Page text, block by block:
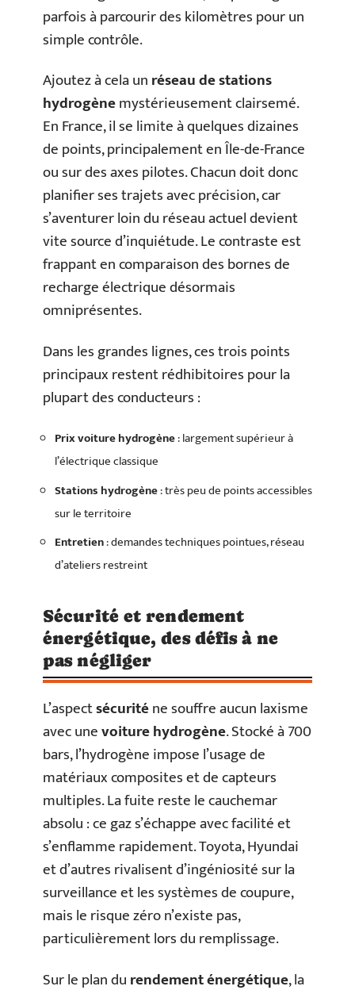
parfois à parcourir des kilomètres pour un
simple contrôle.
Ajoutez à cela unréseau de stations
hydrogènemystérieusement clairsemé.
En France, il se limite à quelques dizaines
de points, principalement en Île-de-France
ou sur des axes pilotes. Chacun doit donc
planifier ses trajets avec précision, car
s’aventurer loin du réseau actuel devient
vite source d’inquiétude. Le contraste est
frappant en comparaison des bornes de
recharge électrique désormais
omniprésentes.
Dans les grandes lignes, ces trois points
principaux restent rédhibitoires pour la
plupart des conducteurs :
Prix voiture hydrogène: largement supérieur à
l’électrique classique
Stations hydrogène: très peu de points accessibles
sur le territoire
Entretien: demandes techniques pointues, réseau
d’ateliers restreint
Sécurité et rendement
énergétique, des défis à ne
pas négliger
L’aspectsécuriténe souffre aucun laxisme
avec unevoiture hydrogène. Stocké à 700
bars, l’hydrogène impose l’usage de
matériaux composites et de capteurs
multiples. La fuite reste le cauchemar
absolu : ce gaz s’échappe avec facilité et
s’enflamme rapidement. Toyota, Hyundai
et d’autres rivalisent d’ingéniosité sur la
surveillance et les systèmes de coupure,
mais le risque zéro n’existe pas,
particulièrement lors du remplissage.
Sur le plan durendement énergétique, la